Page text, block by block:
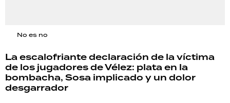
No es no
La escalofriante declaración de la víctima
de los jugadores de Vélez: plata en la
bombacha, Sosa implicado y un dolor
desgarrador